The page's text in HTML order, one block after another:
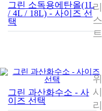
리
스
트
그린 소독용에탄올(1L
/ 4L / 18L) - 사이즈 선
택
위
시
리
그린 과산화수소 - 사
이즈 선택